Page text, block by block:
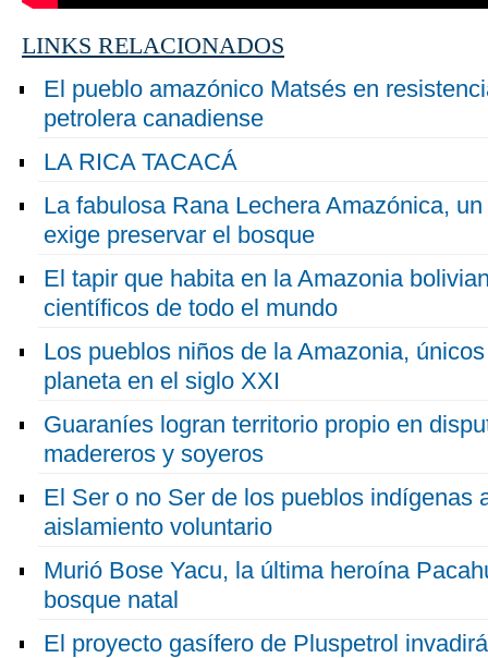
LINKS RELACIONADOS
El pueblo amazónico Matsés en
petrolera canadiense
LA RICA TACACÁ
La fabulosa Rana Lechera Amazónica,
exige preservar el bosque
El tapir que habita en la Amazonia
científicos de todo el mundo
Los pueblos niños de la Amazonia,
planeta en el siglo XXI
Guaraníes logran territorio propio en
madereros y soyeros
El Ser o no Ser de los pueblos indígenas
aislamiento voluntario
Murió Bose Yacu, la última heroína
bosque natal
El proyecto gasífero de Pluspetrol